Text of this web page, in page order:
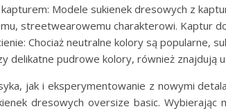
kapturem: Modele sukienek dresowych z
streetwearowemu charakterowi. Kaptur
Chociaż neutralne kolory są popularne,
delikatne pudrowe kolory, również znajdują
jak i eksperymentowanie z nowymi
dresowych oversize basic.